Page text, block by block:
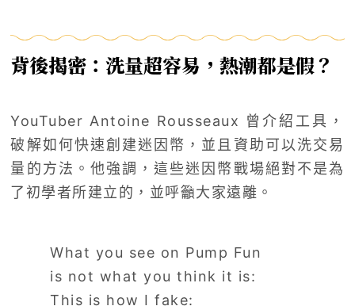
背後揭密：洗量超容易，熱潮都是假？
YouTuber Antoine Rousseaux 曾介紹工具，
破解如何快速創建迷因幣，並且資助可以洗交易
量的方法。他強調，這些迷因幣戰場絕對不是為
了初學者所建立的，並呼籲大家遠離。
What you see on Pump Fun
is not what you think it is:
This is how I fake: